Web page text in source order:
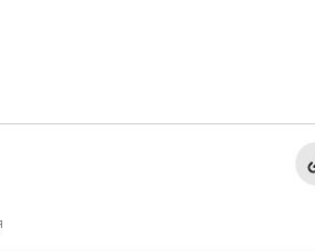
кв. П6/2-9(№572)